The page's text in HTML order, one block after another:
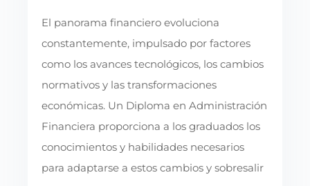
El panorama financiero evoluciona
constantemente, impulsado por factores
como los avances tecnológicos, los cambios
normativos y las transformaciones
económicas. Un Diploma en Administración
Financiera proporciona a los graduados los
conocimientos y habilidades necesarios
para adaptarse a estos cambios y sobresalir